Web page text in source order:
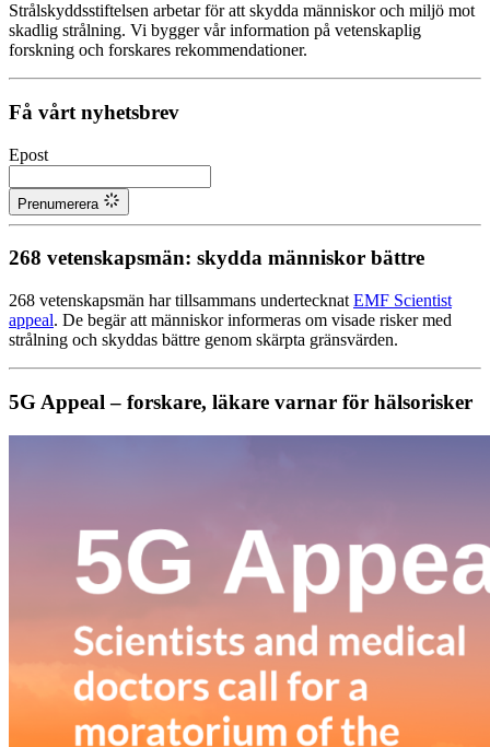
Strålskyddsstiftelsen arbetar för att skydda människor och miljö mot
skadlig strålning. Vi bygger vår information på vetenskaplig
forskning och forskares rekommendationer.
Få vårt nyhetsbrev
Epost
Prenumerera
268 vetenskapsmän: skydda människor bättre
268 vetenskapsmän har tillsammans undertecknat EMF Scientist
appeal. De begär att människor informeras om visade risker med
strålning och skyddas bättre genom skärpta gränsvärden.
5G Appeal – forskare, läkare varnar för hälsorisker